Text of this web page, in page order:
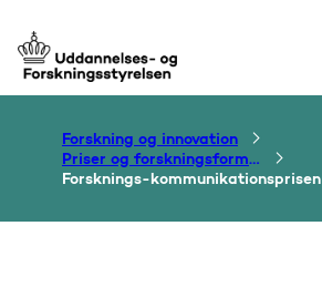
Gå til forsiden
Forskning og innovation
Priser og forskningsformidling
Forsknings-kommunikationsprisen